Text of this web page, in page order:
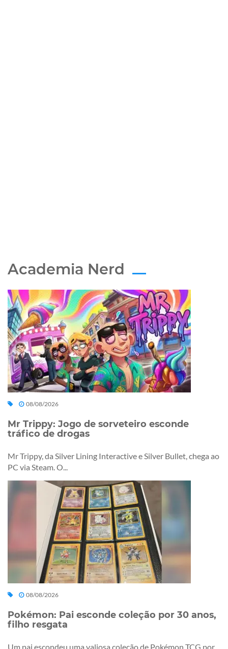
Academia Nerd
08/08/2026
Mr Trippy: Jogo de sorveteiro esconde
tráfico de drogas
Mr Trippy, da Silver Lining Interactive e Silver Bullet, chega ao
PC via Steam. O...
08/08/2026
Pokémon: Pai esconde coleção por 30 anos,
filho resgata
Um pai escondeu uma valiosa coleção de Pokémon TCG por